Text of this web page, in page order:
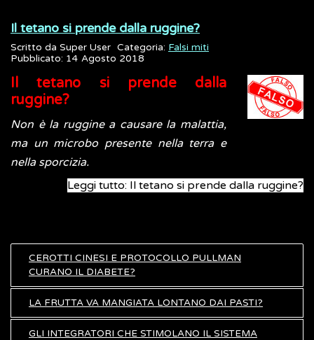
Il tetano si prende dalla ruggine?
Scritto da Super User Categoria: Falsi miti
Pubblicato: 14 Agosto 2018
Il tetano si prende dalla
ruggine?
Non è la ruggine a causare la malattia,
ma un microbo presente nella terra e
nella sporcizia.
Leggi tutto: Il tetano si prende dalla ruggine?
CEROTTI CINESI E PROTOCOLLO PULLMAN
CURANO IL DIABETE?
LA FRUTTA VA MANGIATA LONTANO DAI PASTI?
GLI INTEGRATORI CHE STIMOLANO IL SISTEMA